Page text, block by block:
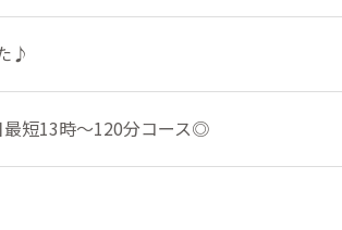
♪
短13時～120分コース◎